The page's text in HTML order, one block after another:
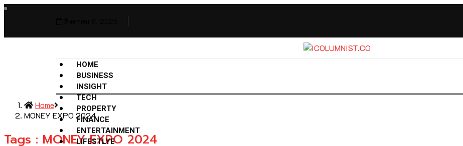
HOME
BUSINESS
INSIGHT
TECH
PROPERTY
FINANCE
ENTERTAINMENT
LIFESTLYE
Home
MONEY EXPO 2024
Tags : MONEY EXPO 2024